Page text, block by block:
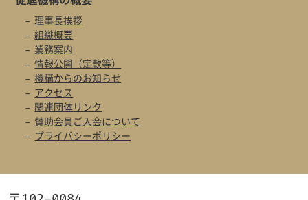
理事長挨拶
組織概要
業務案内
情報公開（定款等）
機構からのお知らせ
アクセス
関連団体リンク
賛助会員ご入会について
プライバシーポリシー